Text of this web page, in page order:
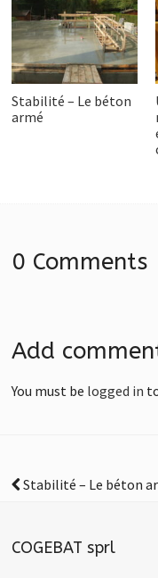
Stabilité – Le béton
armé
0 Comments
Add
You must be logged in
Stabilité – Le béton
COGEBAT sprl